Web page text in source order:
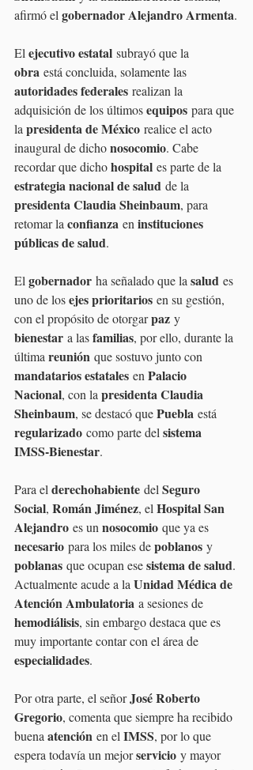
afirmó el gobernador Alejandro Armenta.
El ejecutivo estatal subrayó que la
obra está concluida, solamente las
autoridades federales realizan la
adquisición de los últimos equipos para que
la presidenta de México realice el acto
inaugural de dicho nosocomio. Cabe
recordar que dicho hospital es parte de la
estrategia nacional de salud de la
presidenta Claudia Sheinbaum, para
retomar la confianza en instituciones
públicas de salud.
El gobernador ha señalado que la salud es
uno de los ejes prioritarios en su gestión,
con el propósito de otorgar paz y
bienestar a las familias, por ello, durante la
última reunión que sostuvo junto con
mandatarios estatales en Palacio
Nacional, con la presidenta Claudia
Sheinbaum, se destacó que Puebla está
regularizado como parte del sistema
IMSS-Bienestar.
Para el derechohabiente del Seguro
Social, Román Jiménez, el Hospital San
Alejandro es un nosocomio que ya es
necesario para los miles de poblanos y
poblanas que ocupan ese sistema de salud.
Actualmente acude a la Unidad Médica de
Atención Ambulatoria a sesiones de
hemodiálisis, sin embargo destaca que es
muy importante contar con el área de
especialidades.
Por otra parte, el señor José Roberto
Gregorio, comenta que siempre ha recibido
buena atención en el IMSS, por lo que
espera todavía un mejor servicio y mayor